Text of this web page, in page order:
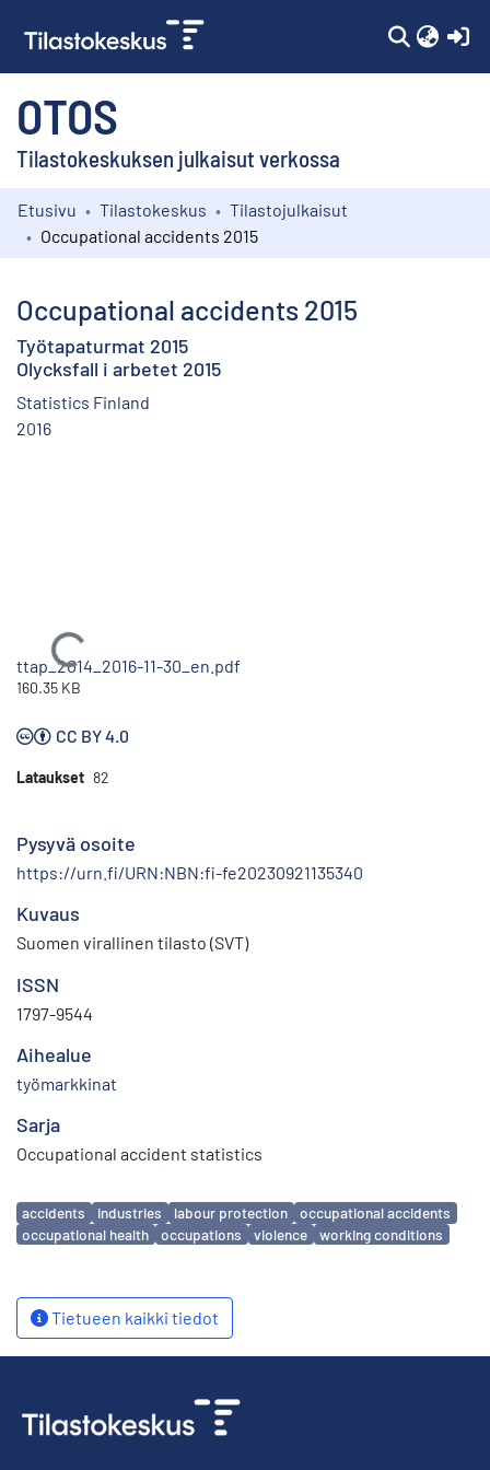
OTOS
Tilastokeskuksen julkaisut verkossa
Kokoelmat
Etusivu Tilastokeskus
Tilastojulkaisut
Occupational accidents 2015
Occupational accidents 2015
Työtapaturmat 2015
Olycksfall i arbetet 2015
Statistics Finland
2016
Ladataan...
ttap_2014_2016-11-30_en.pdf
160.35 KB
CC BY 4.0
Lataukset 82
Pysyvä osoite
https://urn.fi/URN:NBN:fi-fe20230921135340
Kuvaus
Suomen virallinen tilasto (SVT)
ISSN
1797-9544
Aihealue
työmarkkinat
Sarja
Occupational accident statistics
Avainsanat
accidents industries labour protection
occupational accidents
occupational health
occupations violence working conditions
Tietueen kaikki tiedot